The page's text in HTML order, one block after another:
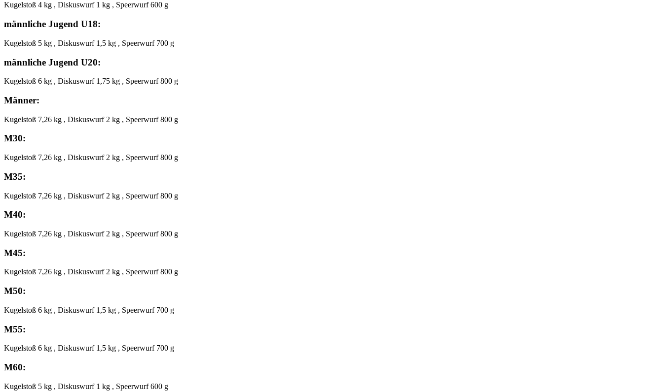
Kugelstoß 4 kg , Diskuswurf 1 kg , Speerwurf 600 g
männliche Jugend U18:
Kugelstoß 5 kg , Diskuswurf 1,5 kg , Speerwurf 700 g
männliche Jugend U20:
Kugelstoß 6 kg , Diskuswurf 1,75 kg , Speerwurf 800 g
Männer:
Kugelstoß 7,26 kg , Diskuswurf 2 kg , Speerwurf 800 g
M30:
Kugelstoß 7,26 kg , Diskuswurf 2 kg , Speerwurf 800 g
M35:
Kugelstoß 7,26 kg , Diskuswurf 2 kg , Speerwurf 800 g
M40:
Kugelstoß 7,26 kg , Diskuswurf 2 kg , Speerwurf 800 g
M45:
Kugelstoß 7,26 kg , Diskuswurf 2 kg , Speerwurf 800 g
M50:
Kugelstoß 6 kg , Diskuswurf 1,5 kg , Speerwurf 700 g
M55:
Kugelstoß 6 kg , Diskuswurf 1,5 kg , Speerwurf 700 g
M60:
Kugelstoß 5 kg , Diskuswurf 1 kg , Speerwurf 600 g